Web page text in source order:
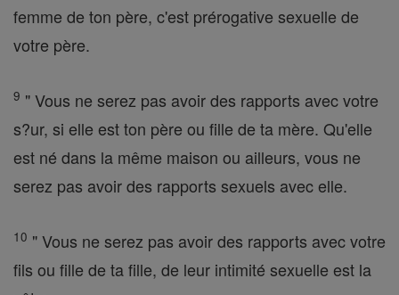
femme de ton père, c'est prérogative sexuelle de
votre père.
9 " Vous ne serez pas avoir des rapports avec votre
s?ur, si elle est ton père ou fille de ta mère. Qu'elle
est né dans la même maison ou ailleurs, vous ne
serez pas avoir des rapports sexuels avec elle.
10 " Vous ne serez pas avoir des rapports avec votre
fils ou fille de ta fille, de leur intimité sexuelle est la